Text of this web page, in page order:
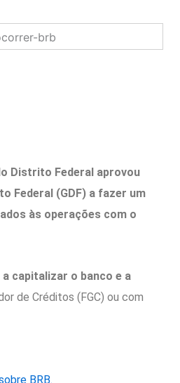
Distrito Federal aprovou
Federal (GDF) a fazer um
às operações com o
capitalizar o banco e a
de Créditos (FGC) ou com
BRB.